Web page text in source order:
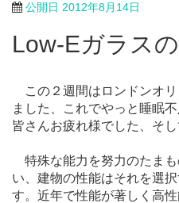
公開日 2012年8月14日
Low-Eガラスの
この２週間はロンドンオ
ました、これでやっと睡眠
皆さんお疲れ様でした、そ
特殊な能力を努力のたま
い、建物の性能はそれを選
す。近年で性能が著しく高